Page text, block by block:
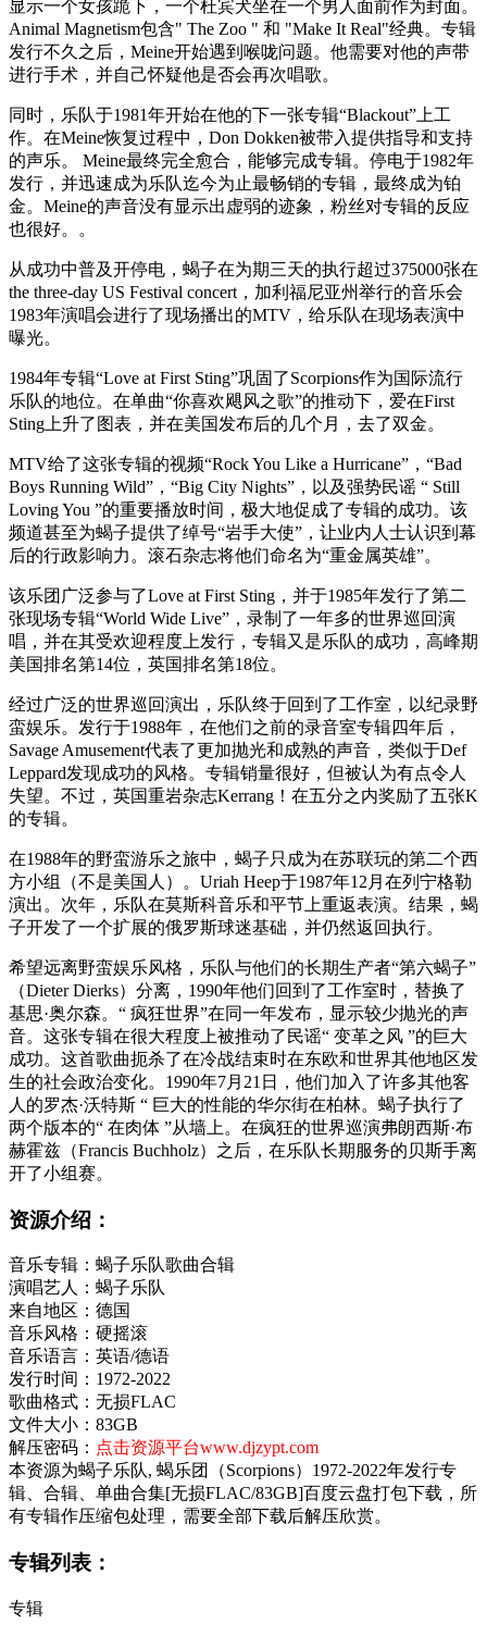
显示一个女孩跪下，一个杜宾犬坐在一个男人面前作为封面。
Animal Magnetism包含" The Zoo " 和 "Make It Real"经典。专辑
发行不久之后，Meine开始遇到喉咙问题。他需要对他的声带
进行手术，并自己怀疑他是否会再次唱歌。
同时，乐队于1981年开始在他的下一张专辑“Blackout”上工
作。在Meine恢复过程中，Don Dokken被带入提供指导和支持
的声乐。 Meine最终完全愈合，能够完成专辑。停电于1982年
发行，并迅速成为乐队迄今为止最畅销的专辑，最终成为铂
金。Meine的声音没有显示出虚弱的迹象，粉丝对专辑的反应
也很好。。
从成功中普及开停电，蝎子在为期三天的执行超过375000张在
the three-day US Festival concert，加利福尼亚州举行的音乐会
1983年演唱会进行了现场播出的MTV，给乐队在现场表演中
曝光。
1984年专辑“Love at First Sting”巩固了Scorpions作为国际流行
乐队的地位。在单曲“你喜欢飓风之歌”的推动下，爱在First
Sting上升了图表，并在美国发布后的几个月，去了双金。
MTV给了这张专辑的视频“Rock You Like a Hurricane”，“Bad
Boys Running Wild”，“Big City Nights”，以及强势民谣 “ Still
Loving You ”的重要播放时间，极大地促成了专辑的成功。该
频道甚至为蝎子提供了绰号“岩手大使”，让业内人士认识到幕
后的行政影响力。滚石杂志将他们命名为“重金属英雄”。
该乐团广泛参与了Love at First Sting，并于1985年发行了第二
张现场专辑“World Wide Live”，录制了一年多的世界巡回演
唱，并在其受欢迎程度上发行，专辑又是乐队的成功，高峰期
美国排名第14位，英国排名第18位。
经过广泛的世界巡回演出，乐队终于回到了工作室，以纪录野
蛮娱乐。发行于1988年，在他们之前的录音室专辑四年后，
Savage Amusement代表了更加抛光和成熟的声音，类似于Def
Leppard发现成功的风格。专辑销量很好，但被认为有点令人
失望。不过，英国重岩杂志Kerrang！在五分之内奖励了五张K
的专辑。
在1988年的野蛮游乐之旅中，蝎子只成为在苏联玩的第二个西
方小组（不是美国人）。Uriah Heep于1987年12月在列宁格勒
演出。次年，乐队在莫斯科音乐和平节上重返表演。结果，蝎
子开发了一个扩展的俄罗斯球迷基础，并仍然返回执行。
希望远离野蛮娱乐风格，乐队与他们的长期生产者“第六蝎子”
（Dieter Dierks）分离，1990年他们回到了工作室时，替换了
基思·奥尔森。“ 疯狂世界”在同一年发布，显示较少抛光的声
音。这张专辑在很大程度上被推动了民谣“ 变革之风 ”的巨大
成功。这首歌曲扼杀了在冷战结束时在东欧和世界其他地区发
生的社会政治变化。1990年7月21日，他们加入了许多其他客
人的罗杰·沃特斯 “ 巨大的性能的华尔街在柏林。蝎子执行了
两个版本的“ 在肉体 ”从墙上。在疯狂的世界巡演弗朗西斯·布
赫霍兹（Francis Buchholz）之后，在乐队长期服务的贝斯手离
开了小组赛。
资源介绍：
音乐专辑：蝎子乐队歌曲合辑
演唱艺人：蝎子乐队
来自地区：德国
音乐风格：硬摇滚
音乐语言：英语/德语
发行时间：1972-2022
歌曲格式：无损FLAC
文件大小：83GB
解压密码： 点击资源平台www.djzypt.com
本资源为蝎子乐队, 蝎乐团（Scorpions）1972-2022年发行专
辑、合辑、单曲合集[无损FLAC/83GB]百度云盘打包下载，所
有专辑作压缩包处理，需要全部下载后解压欣赏。
专辑列表：
专辑